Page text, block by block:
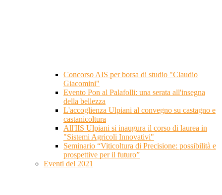
Concorso AIS per borsa di studio "Claudio
Giacomini"
Evento Pon al Palafolli: una serata all'insegna
della bellezza
L'accoglienza Ulpiani al convegno su castagno e
castanicoltura
All'IIS Ulpiani si inaugura il corso di laurea in
"Sistemi Agricoli Innovativi"
Seminario “Viticoltura di Precisione: possibilità e
prospettive per il futuro”
Eventi del 2021